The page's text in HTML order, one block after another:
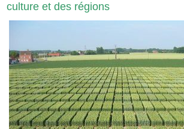
culture et des régions